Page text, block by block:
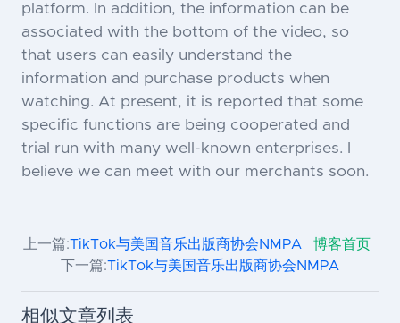
platform. In addition, the information can be
associated with the bottom of the video, so
that users can easily understand the
information and purchase products when
watching. At present, it is reported that some
specific functions are being cooperated and
trial run with many well-known enterprises. I
believe we can meet with our merchants soon.
上一篇:TikTok与美国音乐出版商协会NMPA
博客首页
下一篇:TikTok与美国音乐出版商协会NMPA
相似文章列表